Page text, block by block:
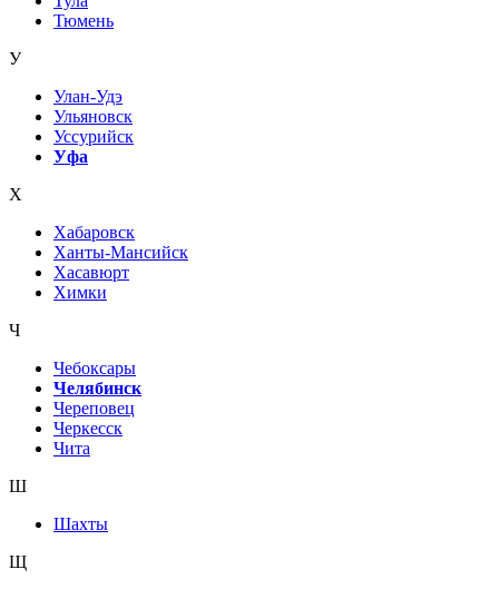
Тюмень
У
Улан-Удэ
Ульяновск
Уссурийск
Уфа
Х
Хабаровск
Ханты-Мансийск
Хасавюрт
Химки
Ч
Чебоксары
Челябинск
Череповец
Черкесск
Чита
Ш
Шахты
Щ